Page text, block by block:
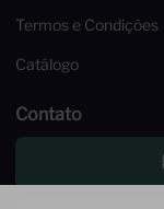
Termos e Condições
Catálogo
Contato